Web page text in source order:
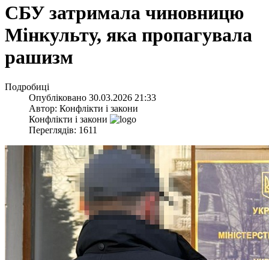
​СБУ затримала чиновницю
Мінкульту, яка пропагувала
рашизм
Подробиці
Опубліковано 30.03.2026 21:33
Автор: Конфлікти і закони
Конфлікти і закони
Переглядів: 1611